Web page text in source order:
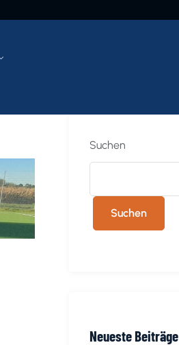
Suchen
Suchen
Neueste Beiträge